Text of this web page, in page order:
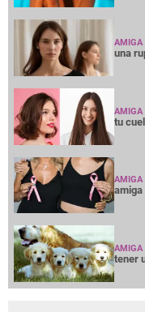
AMIGA
una
AMIGA
tu
AMIGA
AMIGA
tener